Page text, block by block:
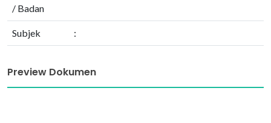
/ Badan
Subjek :
Preview Dokumen